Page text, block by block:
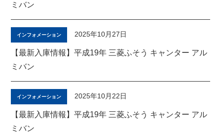
ミバン
インフォメーション 2025年10月27日
【最新入庫情報】平成19年 三菱ふそう キャンター アル
ミバン
インフォメーション 2025年10月22日
【最新入庫情報】平成19年 三菱ふそう キャンター アル
ミバン